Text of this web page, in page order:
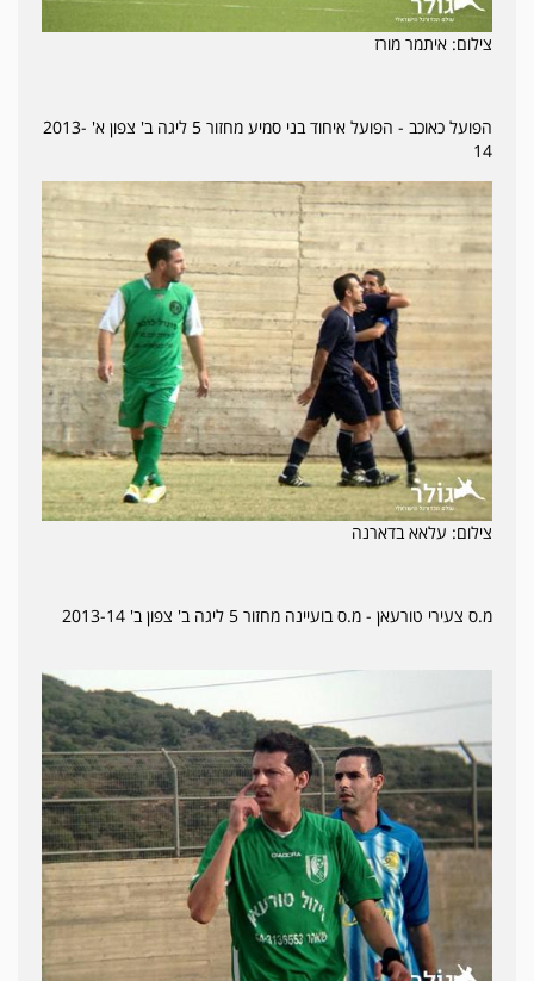
צילום: איתמר מורז
הפועל כאוכב - הפועל איחוד בני סמיע מחזור 5 ליגה ב' צפון א' 2013-
14
צילום: עלאא בדארנה
מ.ס צעירי טורעאן - מ.ס בועיינה מחזור 5 ליגה ב' צפון ב' 2013-14